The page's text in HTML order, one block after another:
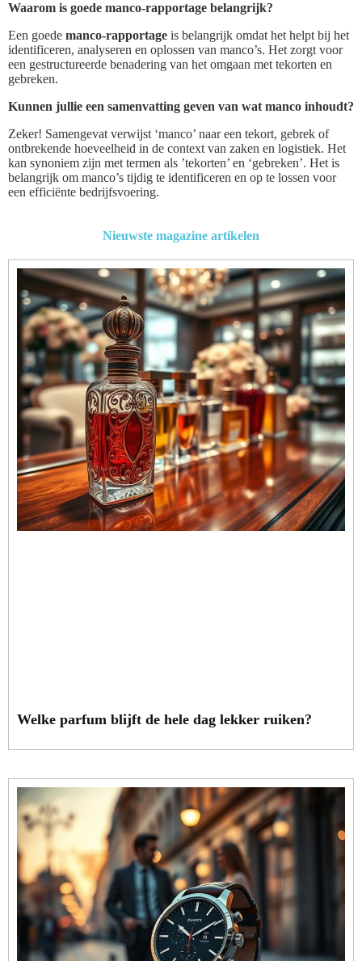
Waarom is goede manco-rapportage belangrijk?
Een goede manco-rapportage is belangrijk omdat het helpt bij het
identificeren, analyseren en oplossen van manco’s. Het zorgt voor
een gestructureerde benadering van het omgaan met tekorten en
gebreken.
Kunnen jullie een samenvatting geven van wat manco inhoudt?
Zeker! Samengevat verwijst ‘manco’ naar een tekort, gebrek of
ontbrekende hoeveelheid in de context van zaken en logistiek. Het
kan synoniem zijn met termen als ’tekorten’ en ‘gebreken’. Het is
belangrijk om manco’s tijdig te identificeren en op te lossen voor
een efficiënte bedrijfsvoering.
Nieuwste magazine artikelen
Welke parfum blijft de hele dag lekker ruiken?